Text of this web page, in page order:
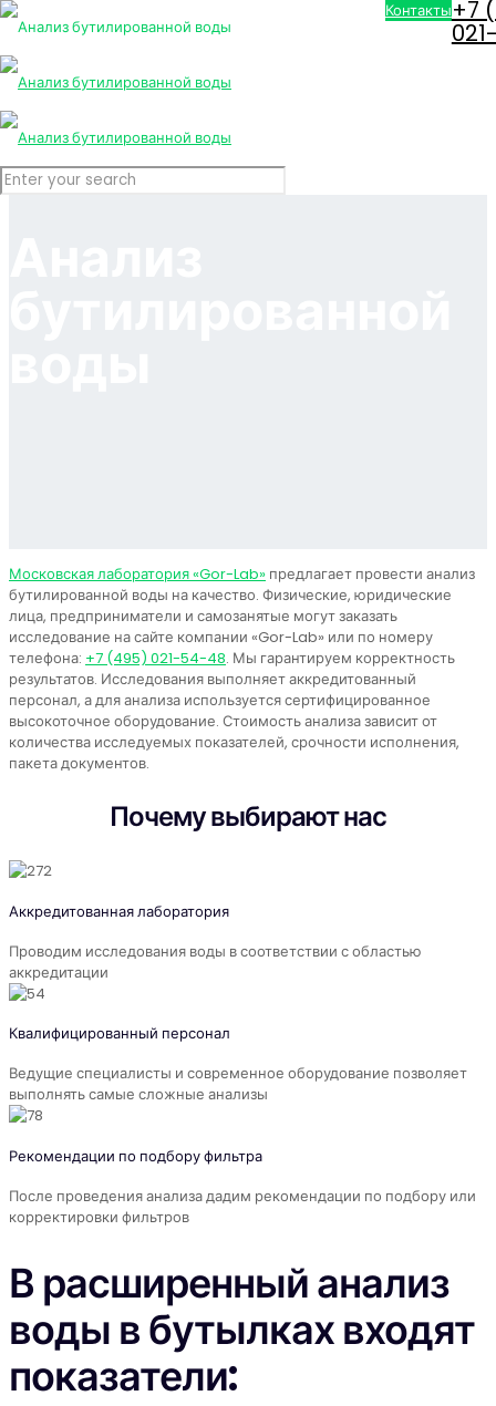
Контакты+7
Московская лаборатория «Gor-Lab» предлагает провести анализ
бутилированной воды на качество. Физические, юридические
лица, предприниматели и самозанятые могут заказать
исследование на сайте компании «Gor-Lab» или по номеру
телефона: +7 (495) 021-54-48. Мы гарантируем корректность
результатов. Исследования выполняет аккредитованный
персонал, а для анализа используется сертифицированное
высокоточное оборудование. Стоимость анализа зависит от
количества исследуемых показателей, срочности исполнения,
пакета документов.
Почему выбирают нас
Аккредитованная лаборатория
Проводим исследования воды в соответствии с областью
аккредитации
Квалифицированный персонал
Ведущие специалисты и современное оборудование позволяет
выполнять самые сложные анализы
Рекомендации по подбору фильтра
После проведения анализа дадим рекомендации по подбору или
корректировки фильтров
В расширенный анализ
воды в бутылках входят
показатели: